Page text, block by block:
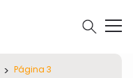
Página 3